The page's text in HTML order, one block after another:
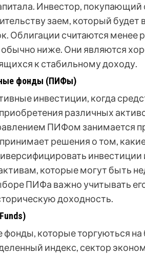
Инвестор,
заем, который будет
Облигации считаются менее
ниже. Они являются
к стабильному доходу.
фонды (ПИФы)
инвестиции, когда
различных
ПИФом занимается
решения о том,
инвестиции
которые могут быть
ПИФа важно учитывать
доходность.
фонды, которые торгуються
индекс, сектор